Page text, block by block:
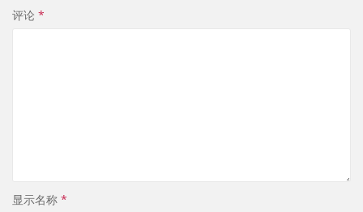
评论 *
显示名称 *